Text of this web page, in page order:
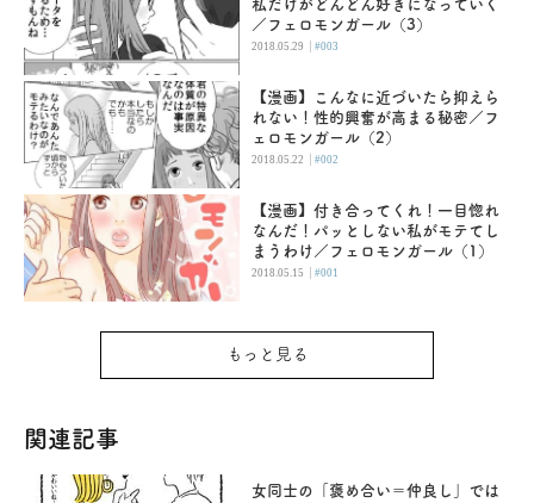
私だけがどんどん好きになっていく
／フェロモンガール（3）
2018.05.29 |#003
【漫画】こんなに近づいたら抑えら
れない！性的興奮が高まる秘密／フ
ェロモンガール（2）
2018.05.22 |#002
【漫画】付き合ってくれ！一目惚れ
なんだ！パッとしない私がモテてし
まうわけ／フェロモンガール（1）
2018.05.15 |#001
もっと見る
関連記事
女同士の「褒め合い＝仲良し」では